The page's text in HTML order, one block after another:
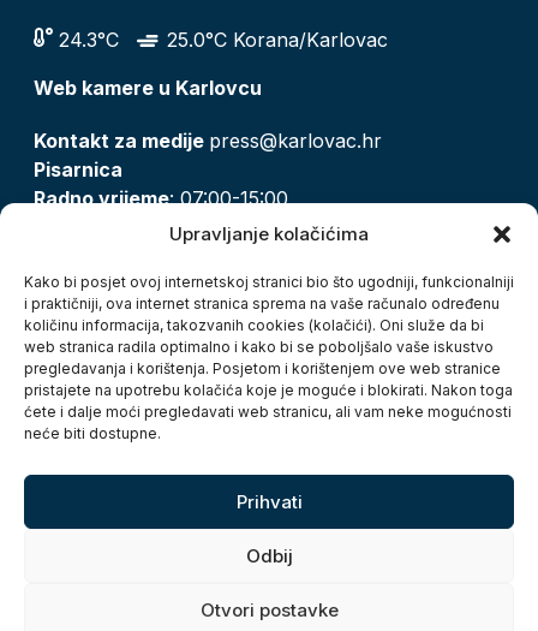
Upravljanje kolačićima
Kako bi posjet ovoj internetskoj stranici bio što ugodniji, funkcionalniji
i praktičniji, ova internet stranica sprema na vaše računalo određenu
količinu informacija, takozvanih cookies (kolačići). Oni služe da bi
web stranica radila optimalno i kako bi se poboljšalo vaše iskustvo
pregledavanja i korištenja. Posjetom i korištenjem ove web stranice
pristajete na upotrebu kolačića koje je moguće i blokirati. Nakon toga
ćete i dalje moći pregledavati web stranicu, ali vam neke mogućnosti
neće biti dostupne.
Prihvati
Odbij
Otvori postavke
24.3°C
25.0°C Korana/Karlovac
Web kamere u Karlovcu
Kontakt za medije press@karlovac.hr
Pisarnica
Radno vrijeme: 07:00-15:00
pisarnica@karlovac.hr
Zaštita osobnih podataka
Pristup informacijama
Kolačići
Izjava o pristupačnosti
Turistička zajednica grada Karlovca